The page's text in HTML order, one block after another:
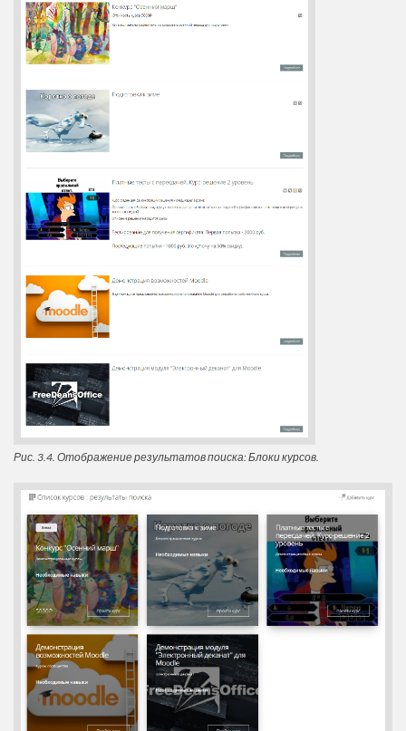
Рис. 3.4. Отображение результатов поиска: Блоки курсов.